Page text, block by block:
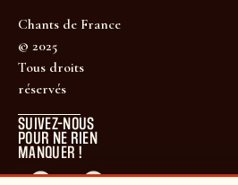
Chants de France
© 2025
Tous droits
réservés
SUIVEZ-NOUS
POUR NE RIEN
MANQUER !